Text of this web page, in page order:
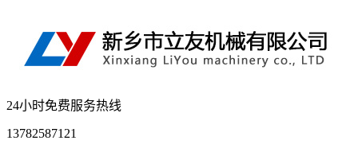
24小时免费服务热线
13782587121